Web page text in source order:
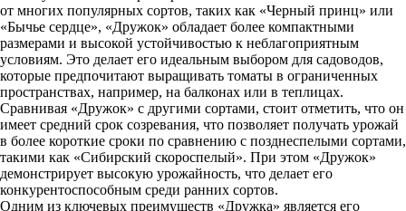
от многих популярных сортов, таких как «Черный принц» или
«Бычье сердце», «Дружок» обладает более компактными
размерами и высокой устойчивостью к неблагоприятным
условиям. Это делает его идеальным выбором для садоводов,
которые предпочитают выращивать томаты в ограниченных
пространствах, например, на балконах или в теплицах.
Сравнивая «Дружок» с другими сортами, стоит отметить, что он
имеет средний срок созревания, что позволяет получать урожай
в более короткие сроки по сравнению с позднеспелыми сортами,
такими как «Сибирский скороспелый». При этом «Дружок»
демонстрирует высокую урожайность, что делает его
конкурентоспособным среди ранних сортов.
Одним из ключевых преимуществ «Дружка» является его